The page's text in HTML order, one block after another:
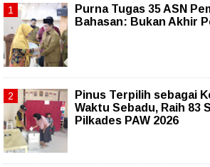
Purna Tugas 35 ASN
Bahasan: Bukan Akhir
Pinus Terpilih sebagai
Waktu Sebadu, Raih 83
Pilkades PAW 2026